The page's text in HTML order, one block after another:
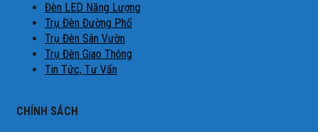
Đèn LED Năng Lượng
Trụ Đèn Đường Phố
Trụ Đèn Sân Vườn
Trụ Đèn Giao Thông
Tin Tức, Tư Vấn
CHÍNH SÁCH